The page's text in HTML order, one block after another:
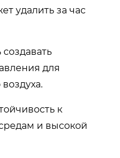
удалить за час
для
к
и высокой